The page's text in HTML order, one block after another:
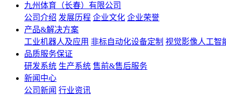
九州体育（长春）有限公司
公司介绍 发展历程 企业文化 企业荣誉
产品&解决方案
工业机器人及应用 非标自动化设备定制 视觉影像人工智
品质服务保证
研发系统 生产系统 售前&售后服务
新闻中心
公司新闻 行业资讯